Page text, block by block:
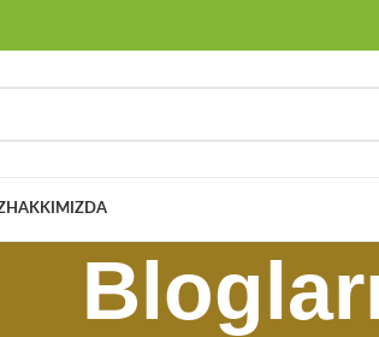
HAKKIMIZDA